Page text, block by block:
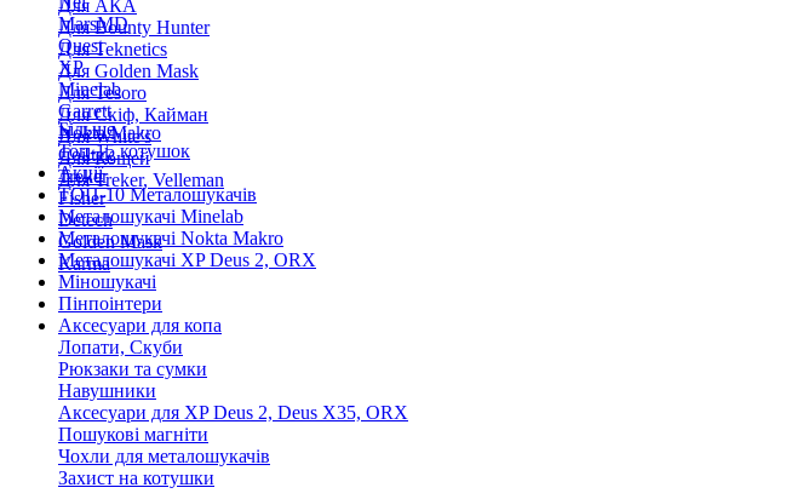
Для АКА
Для Bounty Hunter
Для Teknetics
Для Golden Mask
Для Tesoro
Для Скіф, Кайман
Для White's
Для Кощей
Для Treker, Velleman
MarsMD
Quest
XP
Minelab
Garrett
Nokta Makro
Coiltek
Treker
Fisher
Detech
Golden Mask
Karma
Більше
Топ-15 котушок
Акції
ТОП-10 Металошукачів
Металошукачі Minelab
Металошукачі Nokta Makro
Металошукачі XP Deus 2, ORX
Міношукачі
Пінпоінтери
Аксесуари для копа
Лопати, Скуби
Рюкзаки та сумки
Навушники
Аксесуари для XP Deus 2, Deus X35, ORX
Пошукові магніти
Чохли для металошукачів
Захист на котушки